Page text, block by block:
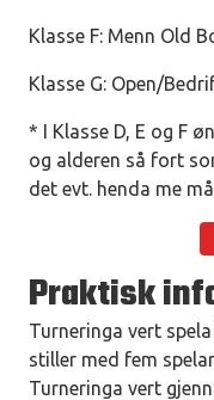
Klasse F: Menn Old
Klasse G: Open/
* I Klasse D, E og F
og alderen så fort
det evt. henda me
Praktisk
Turneringa vert
stiller med fem
Turneringa vert